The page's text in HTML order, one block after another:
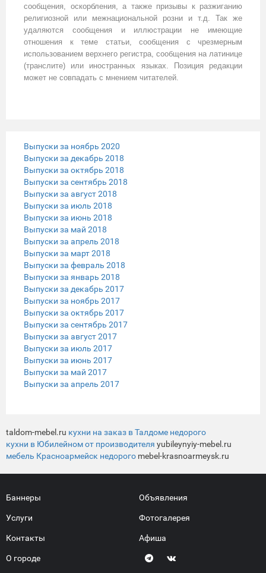
сообщения, оскорбления, а также призывы к разжиганию
религиозной или межнациональной розни и т.д. Так же
удаляются сообщения и иллюстрации не имеющие
отношения к теме статьи, сообщения с чрезмерным
использованием верхнего регистра, сообщения на латинице
(транслите) или иностранных языках. Позиция редакции
может не совпадать с мнением читателей.
Выпуски за ноябрь 2020
Выпуски за декабрь 2018
Выпуски за октябрь 2018
Выпуски за сентябрь 2018
Выпуски за август 2018
Выпуски за июль 2018
Выпуски за июнь 2018
Выпуски за май 2018
Выпуски за апрель 2018
Выпуски за март 2018
Выпуски за февраль 2018
Выпуски за январь 2018
Выпуски за декабрь 2017
Выпуски за ноябрь 2017
Выпуски за октябрь 2017
Выпуски за сентябрь 2017
Выпуски за август 2017
Выпуски за июль 2017
Выпуски за июнь 2017
Выпуски за май 2017
Выпуски за апрель 2017
taldom-mebel.ru кухни на заказ в Талдоме недорого
кухни в Юбилейном от производителя yubileynyiy-mebel.ru
мебель Красноармейск недорого mebel-krasnoarmeysk.ru
Баннеры
Услуги
Контакты
О городе
Объявления
Фотогалерея
Афиша